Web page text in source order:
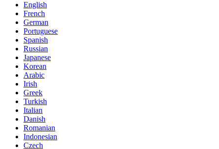
English
French
German
Portuguese
Spanish
Russian
Japanese
Korean
Arabic
Irish
Greek
Turkish
Italian
Danish
Romanian
Indonesian
Czech